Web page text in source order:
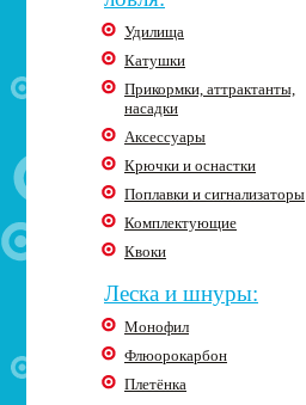
Удилища
Катушки
Прикормки, аттрактанты,
насадки
Аксессуары
Крючки и оснастки
Поплавки и сигнализаторы
Комплектующие
Квоки
Леска и шнуры:
Монофил
Флюорокарбон
Плетёнка